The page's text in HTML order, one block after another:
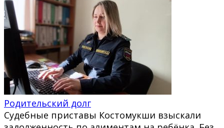
Родительский долг
Судебные приставы Костомукши взыскали